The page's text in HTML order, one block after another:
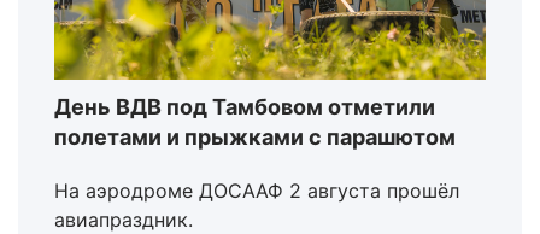
День ВДВ под Тамбовом отметили
полетами и прыжками с парашютом
На аэродроме ДОСААФ 2 августа прошёл
авиапраздник.